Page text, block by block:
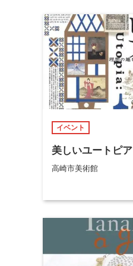
イベント
美しいユートピア
高崎市美術館